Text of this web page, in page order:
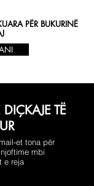
PËR BUKURINË
DIÇKAJE TË
et tona për
mbi
e reja